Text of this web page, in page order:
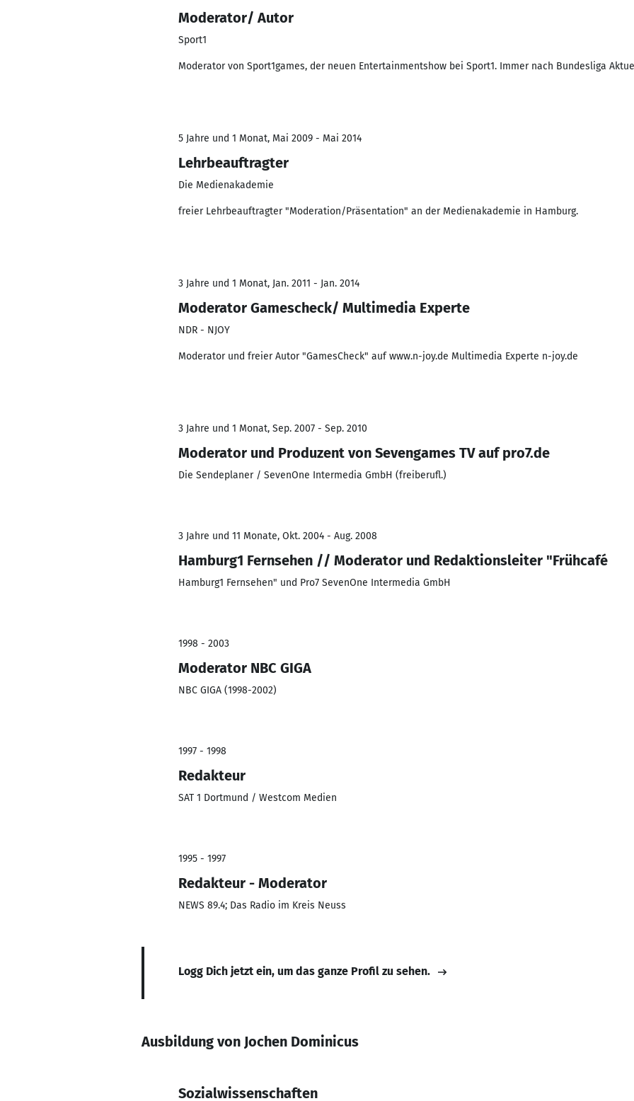
Moderator/ Autor
Sport1
Moderator von Sport1games, der neuen Entertainmentshow bei Sport1. Immer nach Bundesliga
5 Jahre und 1 Monat, Mai 2009 - Mai 2014
Lehrbeauftragter
Die Medienakademie
freier Lehrbeauftragter "Moderation/Präsentation" an der Medienakademie in Hamburg.
3 Jahre und 1 Monat, Jan. 2011 - Jan. 2014
Moderator Gamescheck/ Multimedia Experte
NDR - NJOY
Moderator und freier Autor "GamesCheck" auf www.n-joy.de Multimedia Experte n-joy.de
3 Jahre und 1 Monat, Sep. 2007 - Sep. 2010
Moderator und Produzent von Sevengames TV auf pro7.de
Die Sendeplaner / SevenOne Intermedia GmbH (freiberufl.)
3 Jahre und 11 Monate, Okt. 2004 - Aug. 2008
Hamburg1 Fernsehen // Moderator und Redaktionsleiter "Frühcafé
Hamburg1 Fernsehen" und Pro7 SevenOne Intermedia GmbH
1998 - 2003
Moderator NBC GIGA
NBC GIGA (1998-2002)
1997 - 1998
Redakteur
SAT 1 Dortmund / Westcom Medien
1995 - 1997
Redakteur - Moderator
NEWS 89.4; Das Radio im Kreis Neuss
Logg Dich jetzt ein, um das ganze Profil zu sehen.
Ausbildung von Jochen Dominicus
Sozialwissenschaften